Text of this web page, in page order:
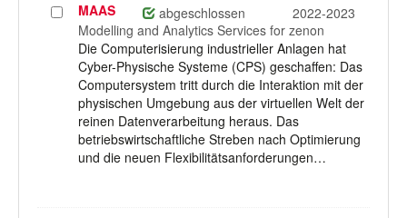
Projekt
auswählen
MAAS abgeschlossen
2022-2023
Modelling and Analytics Services for zenon
Die Computerisierung industrieller Anlagen hat
Cyber-Physische Systeme (CPS) geschaffen: Das
Computersystem tritt durch die Interaktion mit der
physischen Umgebung aus der virtuellen Welt der
reinen Datenverarbeitung heraus. Das
betriebswirtschaftliche Streben nach Optimierung
und die neuen Flexibilitätsanforderungen…